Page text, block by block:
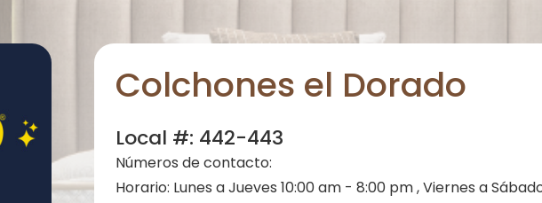
Colchones el Dorado
Local #: 442-443
Números de contacto:
Horario: Lunes a Jueves 10:00 am - 8:00 pm , Viernes a